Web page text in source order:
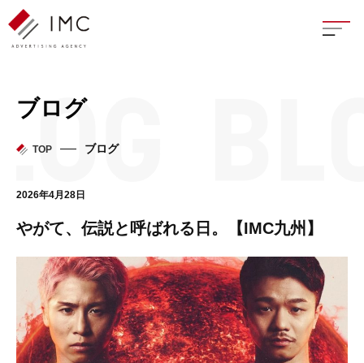
座談
フェ
ブログ
TOP ブログ
2026年4月28日
やがて、伝説と呼ばれる日。【IMC九州】